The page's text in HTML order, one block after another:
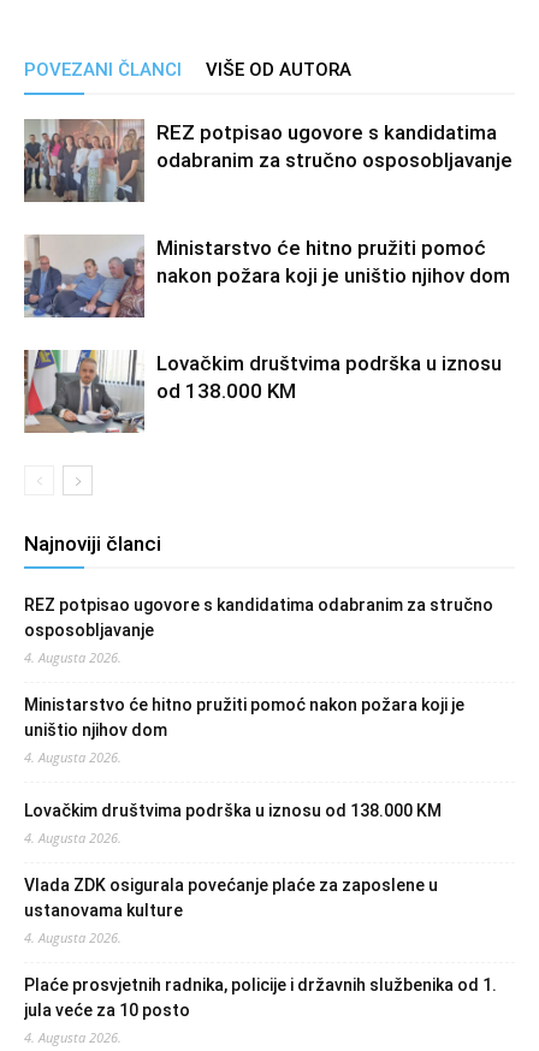
POVEZANI ČLANCI VIŠE OD AUTORA
REZ potpisao ugovore s kandidatima
odabranim za stručno osposobljavanje
Ministarstvo će hitno pružiti pomoć
nakon požara koji je uništio njihov dom
Lovačkim društvima podrška u iznosu
od 138.000 KM
Najnoviji članci
REZ potpisao ugovore s kandidatima odabranim za stručno
osposobljavanje
4. Augusta 2026.
Ministarstvo će hitno pružiti pomoć nakon požara koji je
uništio njihov dom
4. Augusta 2026.
Lovačkim društvima podrška u iznosu od 138.000 KM
4. Augusta 2026.
Vlada ZDK osigurala povećanje plaće za zaposlene u
ustanovama kulture
4. Augusta 2026.
Plaće prosvjetnih radnika, policije i državnih službenika od 1.
jula veće za 10 posto
4. Augusta 2026.